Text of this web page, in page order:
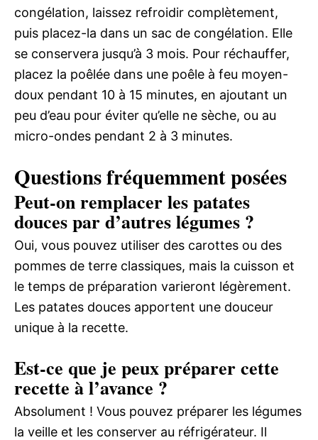
congélation, laissez refroidir complètement,
puis placez-la dans un sac de congélation. Elle
se conservera jusqu’à 3 mois. Pour réchauffer,
placez la poêlée dans une poêle à feu moyen-
doux pendant 10 à 15 minutes, en ajoutant un
peu d’eau pour éviter qu’elle ne sèche, ou au
micro-ondes pendant 2 à 3 minutes.
Questions fréquemment posées
Peut-on remplacer les patates
douces par d’autres légumes ?
Oui, vous pouvez utiliser des carottes ou des
pommes de terre classiques, mais la cuisson et
le temps de préparation varieront légèrement.
Les patates douces apportent une douceur
unique à la recette.
Est-ce que je peux préparer cette
recette à l’avance ?
Absolument ! Vous pouvez préparer les légumes
la veille et les conserver au réfrigérateur. Il